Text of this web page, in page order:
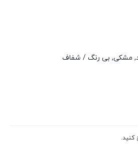
, مشکی, بی رنگ / شفاف
کنید.